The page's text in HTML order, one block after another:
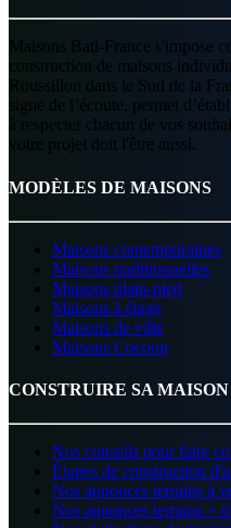
Maisons Bati-France s'impose
construction de maisons
Roussillon dans le Sud de la
signe de l’écoute, permet
à respecter chacun de vos
votre projet doit l'être aussi.
MODÈLES DE MAISONS
Maisons contemporaines
Maisons traditionnelles
Maisons plain-pied
Maisons à étage
Maisons de ville
Maisons Cocoon
CONSTRUIRE SA MAISON
Nos conseils pour faire
Étapes de construction
Nos annonces terrains à
Nos annonces terrains +